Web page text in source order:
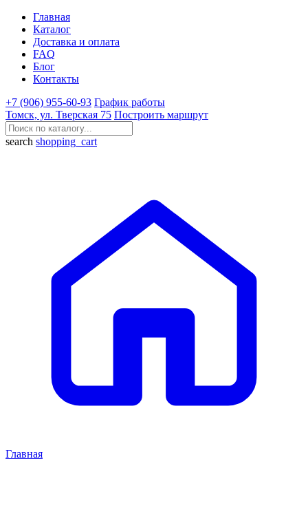
Главная
Каталог
Доставка и оплата
FAQ
Блог
Контакты
+7 (906) 955-60-93 График работы
Томск, ул. Тверская 75 Построить маршрут
search shopping_cart
Главная